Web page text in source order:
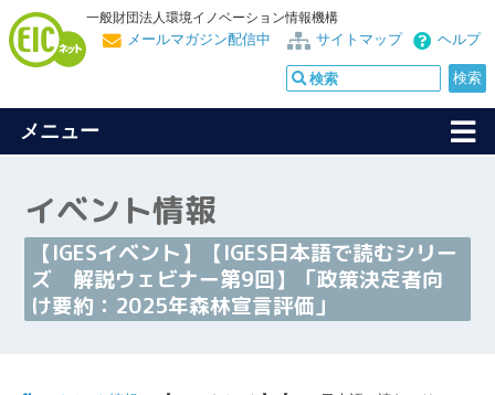
一般財団法人環境イノベーション情報機構
ヘルプ
サイトマップ
メールマガジン配信中
メニュー
イベント情報
【IGESイベント】【IGES日本語で読むシリー
ズ 解説ウェビナー第9回】「政策決定者向
け要約：2025年森林宣言評価」